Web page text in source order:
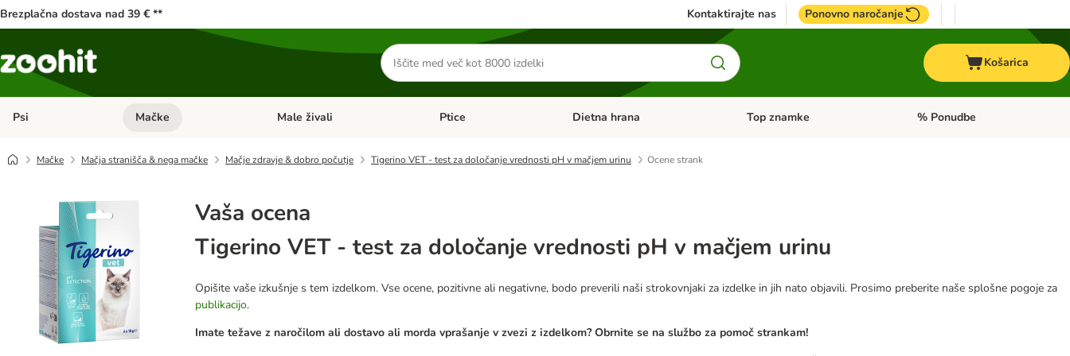
Brezplačna dostava nad 39 € ** Kontaktirajte nas Ponovno naročanje
Iskanje
izdelkov
Košarica
Psi Odprite meni kategorij: Psi
Mačke Odprite meni kategorij: Mačke
Male živali Odprite meni kategorij: Male živali
Ptice Odprite meni kategorij: Ptice
Dietna hrana Odprite meni kategorij: Dietna hrana
Top znamke Odprite meni kategorij: Top
% Ponudbe
Mačke Mačja stranišča & nega mačke Mačje zdravje & dobro počutje Tigerino VET - test za določanje vrednosti pH v mačjem urinu Ocene strank
Vaša ocena
Tigerino VET - test za določanje vrednosti pH v mačjem urinu
Opišite vaše izkušnje s tem izdelkom. Vse ocene, pozitivne ali negativne, bodo preverili naši strokovnjaki za izdelke in jih nato objavili. Prosimo preberite naše splošne pogoje za
publikacijo.
Imate težave z naročilom ali dostavo ali morda vprašanje v zvezi z izdelkom? Obrnite se na službo za pomoč strankam!